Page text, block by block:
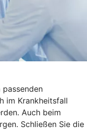
im Krankheitsfall
Auch beim
Schließen Sie die